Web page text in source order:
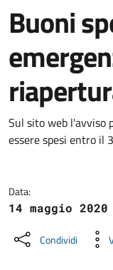
Buoni
Dettagli
Sul sito web l'avviso
essere spesi entro il
Data:
14 maggio 2020
Condividi